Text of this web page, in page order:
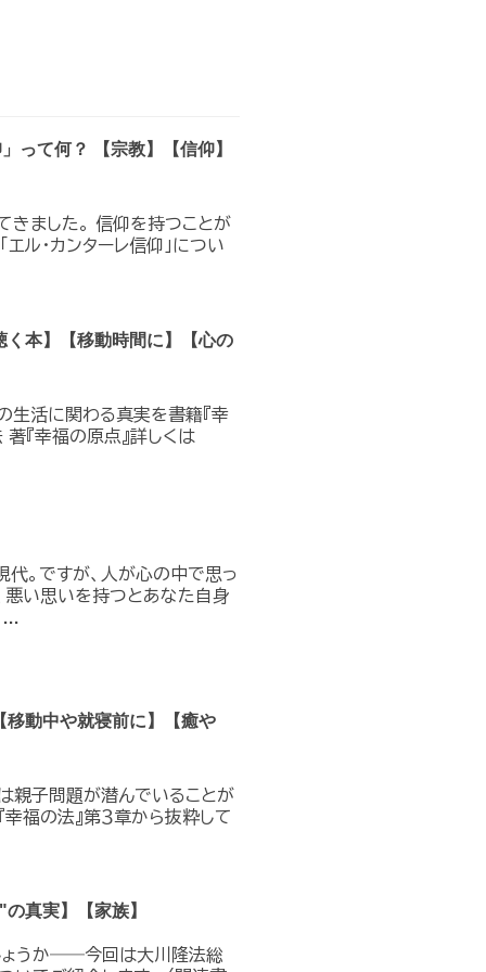
って何？ 【宗教】【信仰】
きました。 信仰を持つことが
ル・カンターレ信仰」につい
く本】【移動時間に】【心の
活に関わる真実を書籍『幸
『幸福の原点』詳しくは
。ですが、人が心の中で思っ
悪い思いを持つとあなた自身
...
移動中や就寝前に】【癒や
親子問題が潜んでいることが
福の法』第３章から抜粋して
真実】【家族】
ょうか――今回は大川隆法総